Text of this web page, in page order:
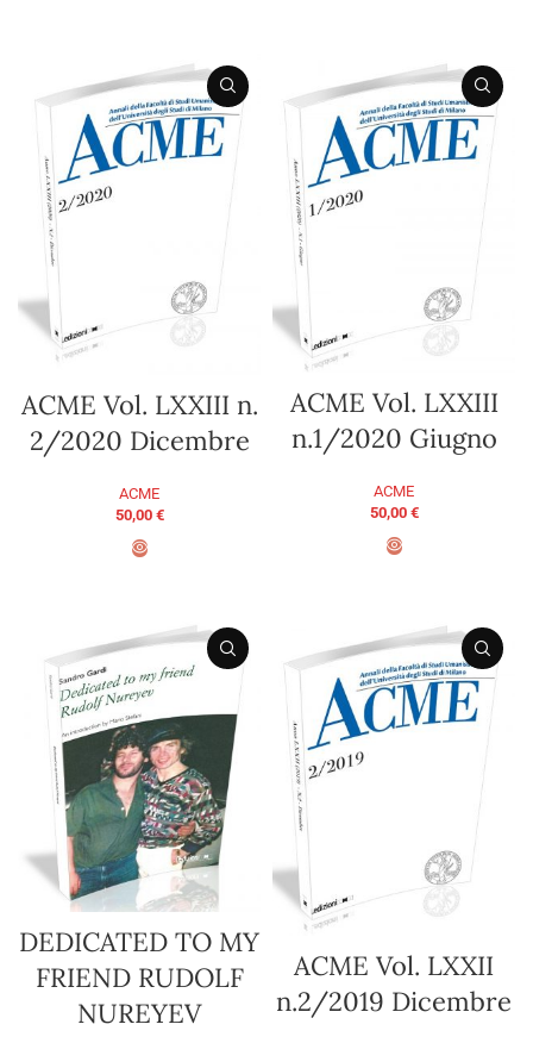
ACME Vol. LXXIII n.
2/2020 Dicembre
ACME
50,00 €
ACME Vol. LXXIII
n.1/2020 Giugno
ACME
50,00 €
DEDICATED TO MY
FRIEND RUDOLF
NUREYEV
ACME Vol. LXXII
n.2/2019 Dicembre